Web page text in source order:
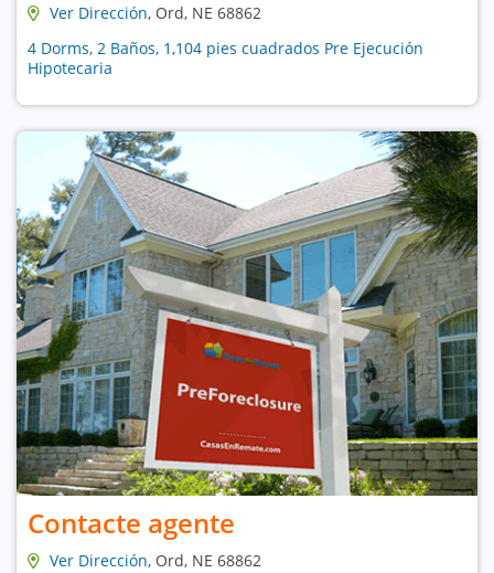
Ver Dirección, Ord, NE 68862
4 Dorms, 2 Baños, 1,104 pies cuadrados Pre Ejecución
Hipotecaria
Contacte agente
Ver Dirección, Ord, NE 68862